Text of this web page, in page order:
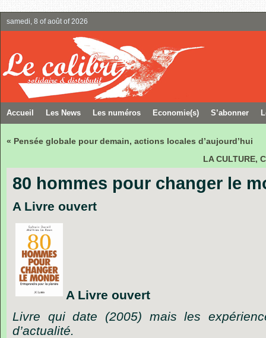
samedi, 8 of août of 2026
Accueil Les News Les numéros Economie(s) S’abonner
« Pensée globale pour demain, actions locales d’aujourd’hui
LA CULTURE,
80 hommes pour changer le
A Livre ouvert
A Livre ouvert
Livre qui date (2005) mais les
d’actualité.